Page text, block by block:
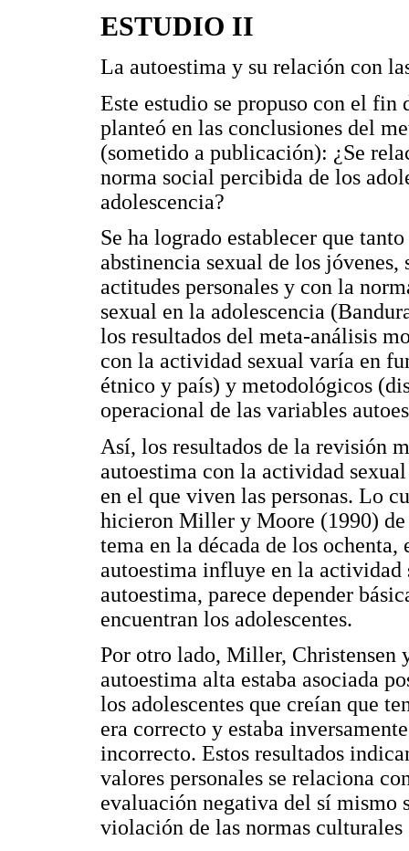
ESTUDIO II
La autoestima y su relación con
Este estudio se propuso con el fin
planteó en las conclusiones del
(sometido a publicación): ¿Se
norma social percibida de los
adolescencia?
Se ha logrado establecer que
abstinencia sexual de los jóvenes,
actitudes personales y con la
sexual en la adolescencia
los resultados del meta-análisis
con la actividad sexual varía en
étnico y país) y metodológicos
operacional de las variables
Así, los resultados de la revisión
autoestima con la actividad
en el que viven las personas. Lo
hicieron Miller y Moore (1990) de
tema en la década de los
autoestima influye en la
autoestima, parece depender
encuentran los adolescentes.
Por otro lado, Miller, Christensen
autoestima alta estaba asociada
los adolescentes que creían que
era correcto y estaba
incorrecto. Estos resultados
valores personales se relaciona
evaluación negativa del sí mismo
violación de las normas